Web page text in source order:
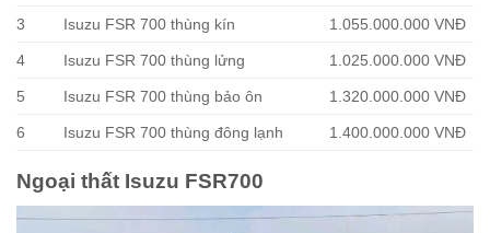
3 Isuzu FSR 700 thùng kín 1.055.000.000 VNĐ
4 Isuzu FSR 700 thùng lửng 1.025.000.000 VNĐ
5 Isuzu FSR 700 thùng bảo ôn 1.320.000.000 VNĐ
6 Isuzu FSR 700 thùng đông lạnh 1.400.000.000 VNĐ
Ngoại thất Isuzu FSR700